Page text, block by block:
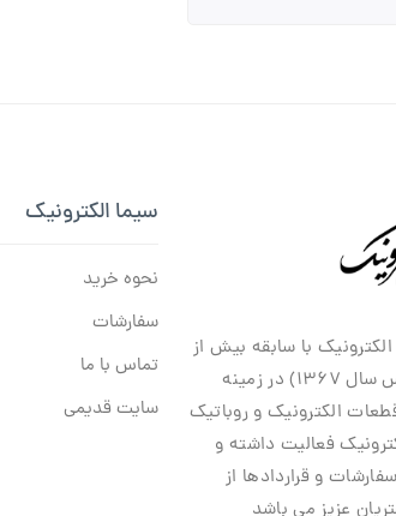
با سابقه بیش از
۲۵سال(تاسیس سال ۱۳۶۷) در زمینه
الکترونیک و روباتیک
فعالیت داشته و
و قراردادها از
سیما الکترونیک
نحوه خرید
سفارشات
تماس با ما
سایت قدیمی